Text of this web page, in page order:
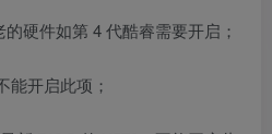
硬件如第 4 代酷睿需要开启；
能开启此项；